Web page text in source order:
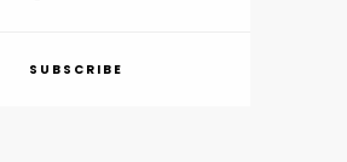
SUBSCRIBE